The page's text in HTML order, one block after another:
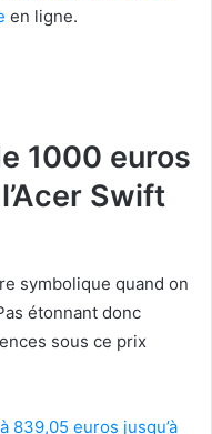
en ligne.
1000 euros
Swift
symbolique quand on
étonnant donc
sous ce prix
839,05 euros jusqu’à